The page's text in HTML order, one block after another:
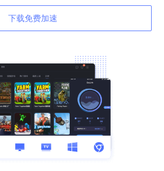
下载免费加速